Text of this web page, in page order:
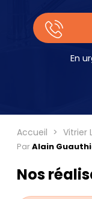
En
Accueil Vitrier
ParAlain
Nos